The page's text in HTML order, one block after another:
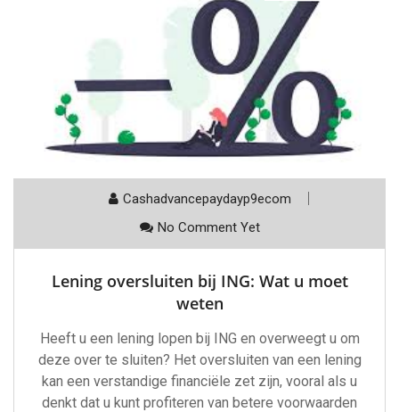
Cashadvancepaydayp9ecom
No Comment Yet
Lening oversluiten bij ING: Wat u moet
weten
Heeft u een lening lopen bij ING en overweegt u om
deze over te sluiten? Het oversluiten van een lening
kan een verstandige financiële zet zijn, vooral als u
denkt dat u kunt profiteren van betere voorwaarden